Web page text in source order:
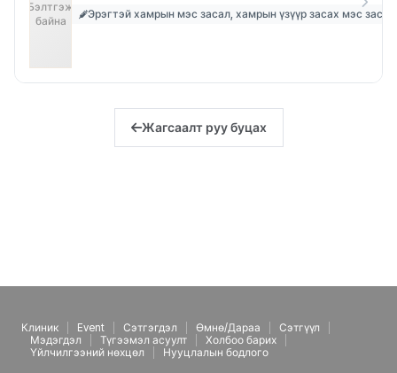
Бэлтгэж
байна
Эрэгтэй хамрын мэс засал, хамрын үзүүр засах мэс засал
Жагсаалт руу буцах
Клиник Event Сэтгэгдэл Өмнө/Дараа
Сэтгүүл
Мэдэгдэл
Түгээмэл асуулт
Холбоо барих
Үйлчилгээний нөхцөл
Нууцлалын бодлого